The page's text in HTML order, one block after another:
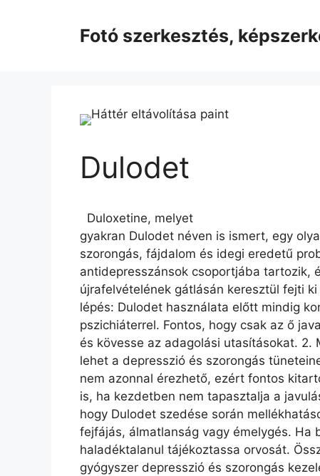
Fotó szerkesztés,
Dulodet
Duloxetine, melyet
gyakran Dulodet néven is ismert, egy
szorongás, fájdalom és idegi eredetű
antidepresszánsok csoportjába tartozik,
újrafelvételének gátlásán keresztül fejti
lépés: Dulodet használata előtt mindig
pszichiáterrel. Fontos, hogy csak az ő
és kövesse az adagolási utasításokat. 2.
lehet a depresszió és szorongás
nem azonnal érezhető, ezért fontos
is, ha kezdetben nem tapasztalja a
hogy Dulodet szedése során
fejfájás, álmatlanság vagy émelygés. Ha
haladéktalanul tájékoztassa orvosát.
gyógyszer depresszió és szorongás